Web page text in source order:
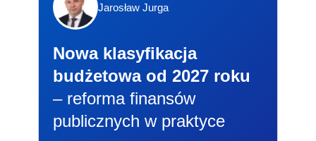
Jarosław Jurga
Nowa klasyfikacja
budżetowa od 2027 roku
– reforma finansów
publicznych w praktyce